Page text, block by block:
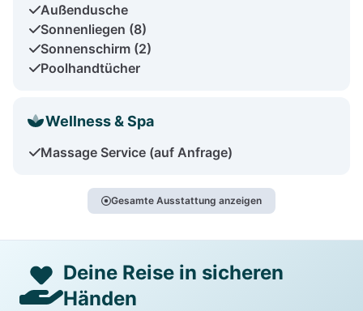
Außendusche
Sonnenliegen (8)
Sonnenschirm (2)
Poolhandtücher
Wellness & Spa
Massage Service (auf Anfrage)
Gesamte Ausstattung anzeigen
Deine Reise in sicheren
Händen